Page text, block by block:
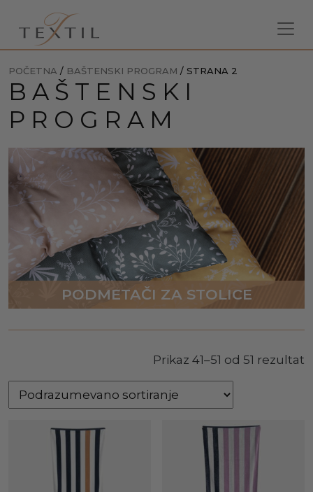
POČETNA / BAŠTENSKI PROGRAM / STRANA 2
BAŠTENSKI
PROGRAM
PODMETAČI ZA STOLICE
Prikaz 41–51 od 51 rezultat